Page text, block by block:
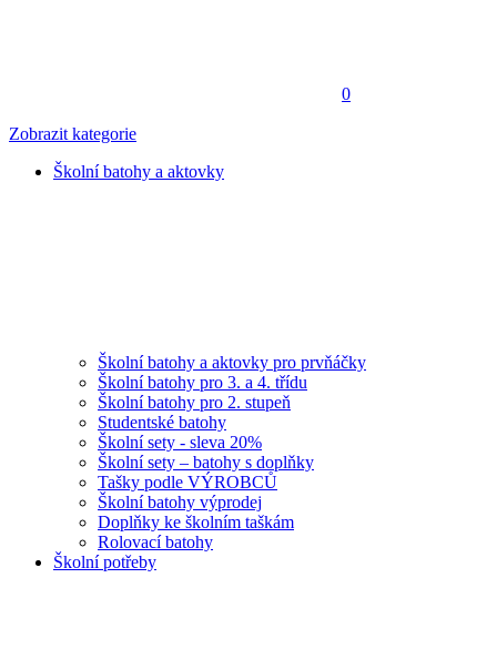
0
Zobrazit kategorie
Školní batohy a aktovky
Školní batohy a aktovky pro prvňáčky
Školní batohy pro 3. a 4. třídu
Školní batohy pro 2. stupeň
Studentské batohy
Školní sety - sleva 20%
Školní sety – batohy s doplňky
Tašky podle VÝROBCŮ
Školní batohy výprodej
Doplňky ke školním taškám
Rolovací batohy
Školní potřeby